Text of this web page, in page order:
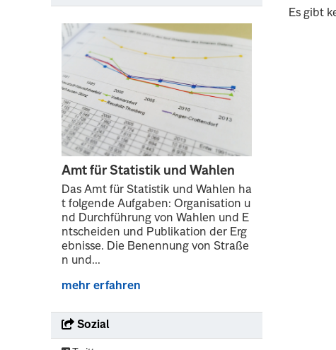
Amt für Statistik und Wahlen
Das Amt für Statistik und Wahlen ha
t folgende Aufgaben: Organisation u
nd Durchführung von Wahlen und E
ntscheiden und Publikation der Erg
ebnisse. Die Benennung von Straße
n und...
mehr erfahren
Sozial
Es gibt